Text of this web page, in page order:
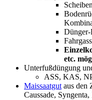
Dünger-
etc.
Unterfußdüngung
ASS, KAS,
Maissaatgut aus den
Caussade,